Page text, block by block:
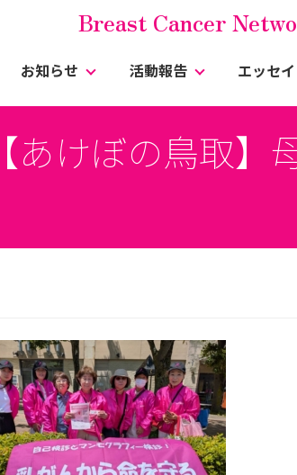
Breast Cancer
お知らせ 活動報告 エッセイ
【あけぼの鳥取